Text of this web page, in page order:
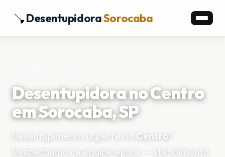
DesentupidoraSorocaba
Desentupidora no Centro
em Sorocaba, SP
Desentupimento urgente no Centro?
Despachamos a equipe agora — atendimento